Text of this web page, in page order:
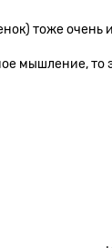
тоже очень
мышление, то